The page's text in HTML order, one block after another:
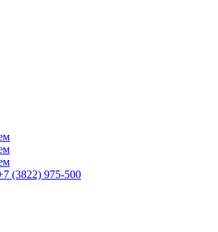
(3822) 975-500